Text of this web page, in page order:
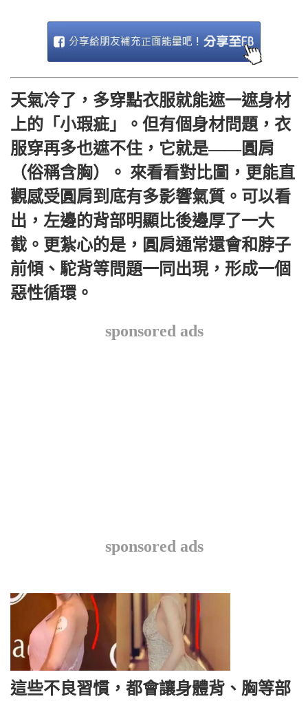
天氣冷了，多穿點衣服就能遮一遮身材
上的「小瑕疵」。但有個身材問題，衣
服穿再多也遮不住，它就是——圓肩
（俗稱含胸）。 來看看對比圖，更能直
觀感受圓肩到底有多影響氣質。可以看
出，左邊的背部明顯比後邊厚了一大
截。更紮心的是，圓肩通常還會和脖子
前傾、駝背等問題一同出現，形成一個
惡性循環。
sponsored ads
sponsored ads
這些不良習慣，都會讓身體背、胸等部